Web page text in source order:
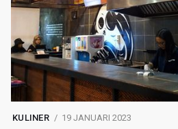
KULINER 19 JANUARI 2023